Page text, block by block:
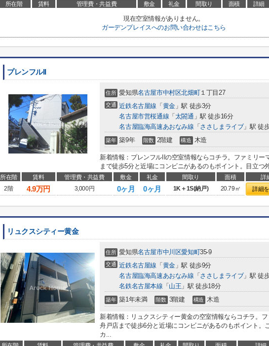
所在階 賃料 管理費・共益費 敷金 礼金 間取り 面積 詳細
現在空室情報がありません。
ガーデンプレイスへのお問い合わせはこちら
プレンフルII
住所 愛知県名古屋市中村区北畑町１丁目27
交通 近鉄名古屋線 「 黄金」駅 徒歩3分
名古屋市営桜通線 「 太閤通 」駅 徒歩16分
名古屋臨海高速あおなみ線 「 ささしまライブ」駅 徒
築年 築9年 階数 2階建 構造 木造
新着情報：プレンフルIIの空室情報ならコチラ。ファミリー
まで徒歩5分と近場にコンビニがあるのもポイント。目立つ
所在階 賃料 管理費・共益費 敷金 礼金 間取り 面積 詳
2階
4.9万円 3,000円 0ヶ月 0ヶ月 1K＋1S(納戸) 20.79㎡ 詳細
リュクスシティー黄金
住所 愛知県名古屋市中川区愛知町35-9
交通 近鉄名古屋線 「 黄金」駅 徒歩9分
名古屋臨海高速あおなみ線 「 ささしまライブ」駅 徒
名鉄名古屋本線 「 山王 」駅 徒歩18分
築年 築1年未満 階数 3階建 構造 木造
新着情報：リュクスシティー黄金の空室情報ならコチラ。フ
舟戸店まで徒歩6分と近場にコンビニがあるのもポイント。
カ...